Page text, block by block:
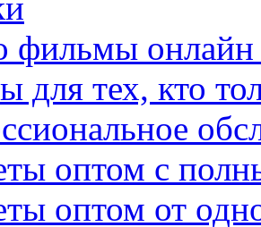
фильмы онлайн
для тех, кто
оптом с
оптом от